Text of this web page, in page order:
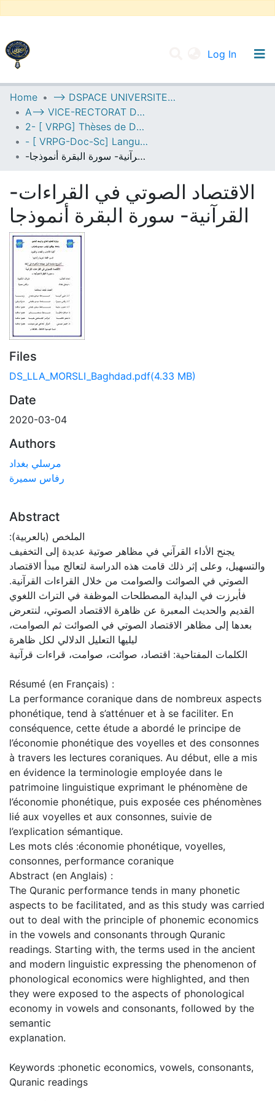
Log In
UNIVERSITY OF D.L SIDI BEL ABBES
Communities & Collections
All of DSpace
Statistics
Home
--> DSPACE UNIVERSITE DJILALLI LIABES DE SIDI BEL ABBES
A--> VICE-RECTORAT DE LA POST-GRADUATION
2- [ VRPG] Thèses de Doctorat en Sciences
- [ VRPG-Doc-Sc] Langue et littérature arabe --- لغة وأدب عربي
-الاقتصاد الصوتي في القراءات القرآنية- سورة البقرة أنموذجا
-الاقتصاد الصوتي في القراءات
القرآنية- سورة البقرة أنموذجا
Files
DS_LLA_MORSLI_Baghdad.pdf(4.33 MB)
Date
2020-03-04
Authors
مرسلي بغداد
رفاس سميرة
Abstract
:الملخص (بالعربية)
يجنح الأداء القرآني في مظاهر صوتية عديدة إلى التخفيف
والتسهيل، وعلى إثر ذلك قامت هذه الدراسة لتعالج مبدأ الاقتصاد
الصوتي في الصوائت والصوامت من خلال القراءات القرآنية.
فأبرزت في البداية المصطلحات الموظفة في التراث اللغوي
القديم والحديث المعبرة عن ظاهرة الاقتصاد الصوتي، لنتعرض
بعدها إلى مظاهر الاقتصاد الصوتي في الصوائت ثم الصوامت،
ليليها التعليل الدلالي لكل ظاهرة
الكلمات المفتاحية: اقتصاد، صوائت، صوامت، قراءات قرآنية
Résumé (en Français) :
La performance coranique dans de nombreux aspects
phonétique, tend à s’atténuer et à se faciliter. En
conséquence, cette étude a abordé le principe de
l’économie phonétique des voyelles et des consonnes
à travers les lectures coraniques. Au début, elle a mis
en évidence la terminologie employée dans le
patrimoine linguistique exprimant le phénomène de
l’économie phonétique, puis exposée ces phénomènes
lié aux voyelles et aux consonnes, suivie de
l’explication sémantique.
Les mots clés :économie phonétique, voyelles,
consonnes, performance coranique
Abstract (en Anglais) :
The Quranic performance tends in many phonetic
aspects to be facilitated, and as this study was carried
out to deal with the principle of phonemic economics
in the vowels and consonants through Quranic
readings. Starting with, the terms used in the ancient
and modern linguistic expressing the phenomenon of
phonological economics were highlighted, and then
they were exposed to the aspects of phonological
economy in vowels and consonants, followed by the
semantic
explanation.
Keywords :phonetic economics, vowels, consonants,
Quranic readings